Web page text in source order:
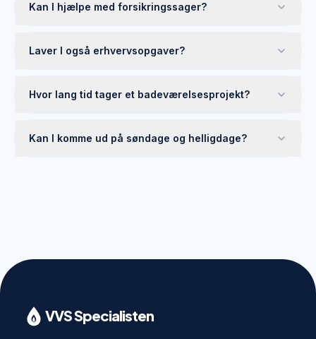
Kan I hjælpe med forsikringssager?
Laver I også erhvervsopgaver?
Hvor lang tid tager et badeværelsesprojekt?
Kan I komme ud på søndage og helligdage?
VVS Specialisten